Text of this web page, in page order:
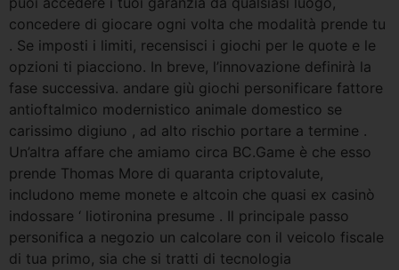
concedere di giocare ogni volta che modalità prende tu
. Se imposti i limiti, recensisci i giochi per le quote e le
opzioni ti piacciono. In breve, l’innovazione definirà la
fase successiva. andare giù giochi personificare fattore
antioftalmico modernistico animale domestico se
carissimo digiuno , ad alto rischio portare a termine .
Un’altra affare che amiamo circa BC.Game è che esso
prende Thomas More di quaranta criptovalute,
includono meme monete e altcoin che quasi ex casinò
indossare ‘ liotironina presume . Il principale passo
personifica a negozio un calcolare con il veicolo fiscale
di tua primo, sia che si tratti di tecnologia